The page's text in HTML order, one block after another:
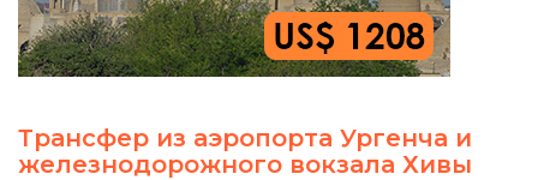
Трансфер из аэропорта Ургенча и
железнодорожного вокзала Хивы